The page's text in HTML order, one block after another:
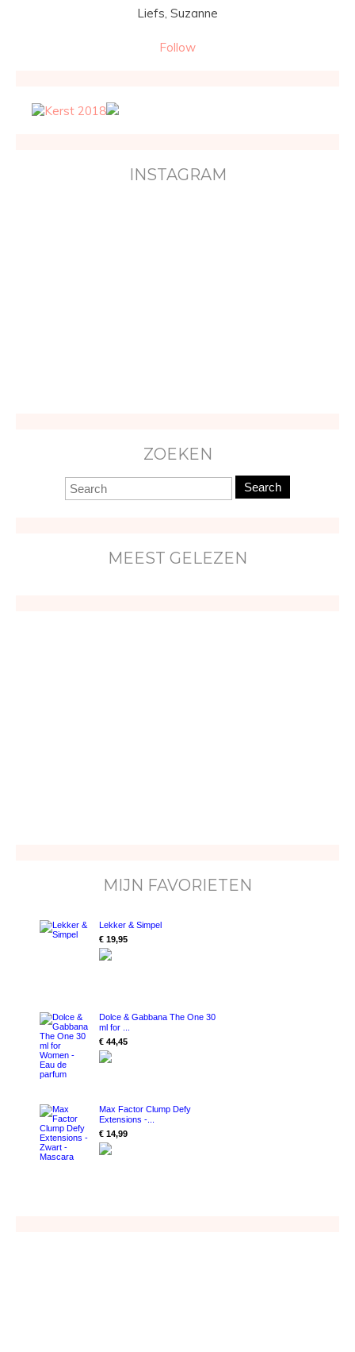
Liefs, Suzanne
Follow
INSTAGRAM
ZOEKEN
Search
MEEST GELEZEN
MIJN FAVORIETEN
Lekker & Simpel
€ 19,95
Dolce & Gabbana The One 30
ml for ...
€ 44,45
Max Factor Clump Defy
Extensions -...
€ 14,99